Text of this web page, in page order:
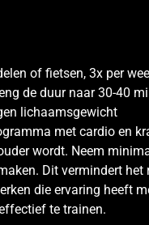
of fietsen, 3x per
de duur naar 30-40
lichaamsgewicht
met cardio en
wordt. Neem
Dit vermindert het
die ervaring heeft
te trainen.